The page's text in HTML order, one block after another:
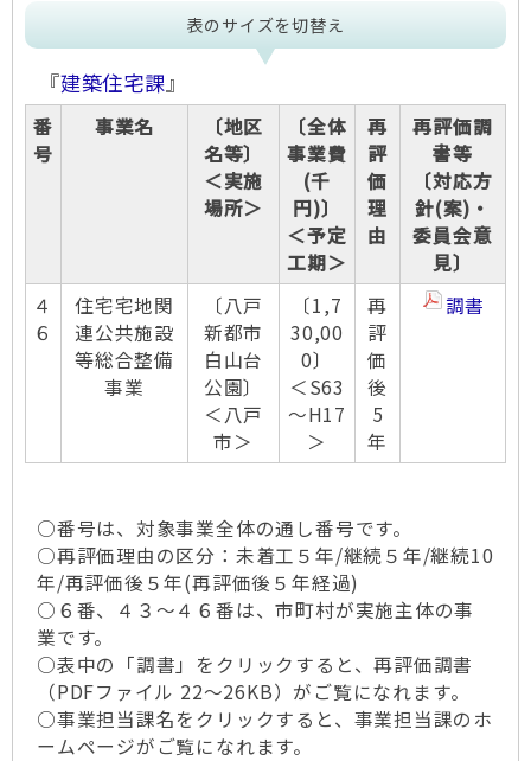
表のサイズを切替え
『建築住宅課』
番
号
事業名
〔地区
名等〕
＜実施
場所＞
〔全体
事業費
(千
円)〕
＜予定
工期＞
再
評
価
理
由
再評価調
書等
〔対応方
針(案)・
委員会意
見〕
４
６
住宅宅地関
連公共施設
等総合整備
事業
〔八戸
新都市
白山台
公園〕
＜八戸
市＞
〔1,7
30,00
0〕
＜S63
～H17
＞
再
評
価
後
5
年
調書
○番号は、対象事業全体の通し番号です。
○再評価理由の区分：未着工５年/継続５年/継続10
年/再評価後５年(再評価後５年経過)
○６番、４３～４６番は、市町村が実施主体の事
業です。
○表中の「調書」をクリックすると、再評価調書
（PDFファイル 22～26KB）がご覧になれます。
○事業担当課名をクリックすると、事業担当課のホ
ームページがご覧になれます。